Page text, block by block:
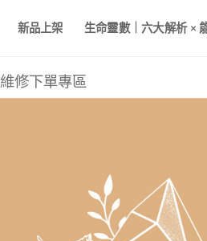
新品上架 生命靈數｜六大解析 ×
維修下單專區